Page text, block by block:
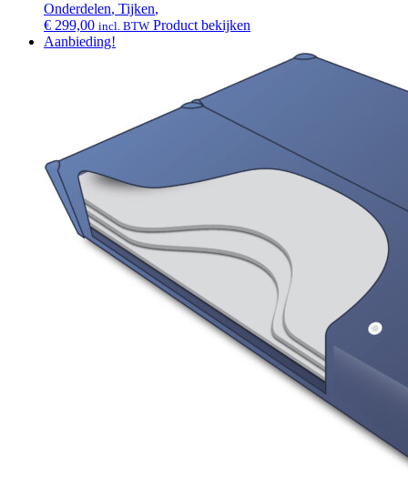
Onderdelen, Tijken,
€ 299,00 incl. BTW Product bekijken
Aanbieding!